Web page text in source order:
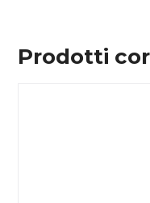
Prodotti